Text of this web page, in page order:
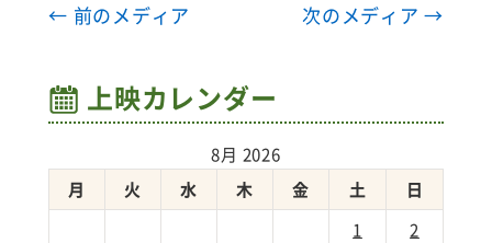
← 前のメディア 次のメディア →
上映カレンダー
8月 2026
月
火 水 木 金 土
日
1
2